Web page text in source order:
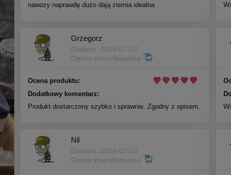
nawozy naprawdę dużo dają ziemia idealna
Grzegorz
Dodano: 2026-07-27
Opinia zweryfikowana
Ocena produktu:
Dodatkowy komentarz:
Produkt dostarczony szybko i sprawnie. Zgodny z opisem.
Nil
Dodano: 2026-07-22
Opinia zweryfikowana